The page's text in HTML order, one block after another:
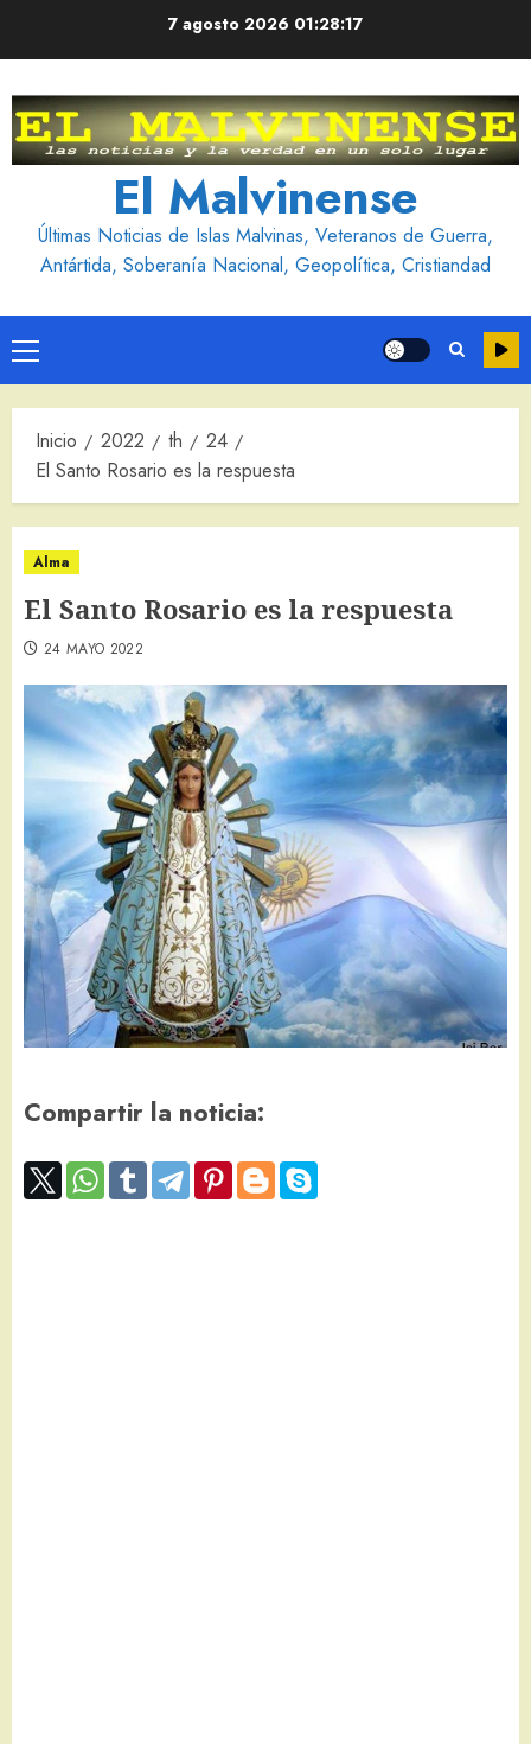
7 agosto 2026 01:28:18
El Malvinense
Últimas Noticias de Islas Malvinas, Veteranos de Guerra,
Antártida, Soberanía Nacional, Geopolítica, Cristiandad
Menú
principal
Inicio 2022 th
24
El Santo Rosario es la respuesta
Alma
El Santo Rosario es la respuesta
24 MAYO 2022
Compartir la noticia: